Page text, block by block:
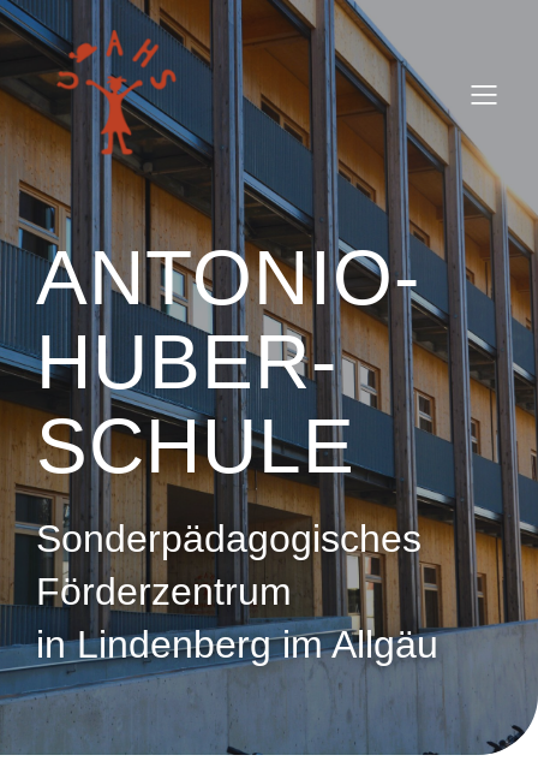
ANTONIO-
HUBER-
SCHULE
Sonderpädagogisches
Förderzentrum
in Lindenberg im Allgäu